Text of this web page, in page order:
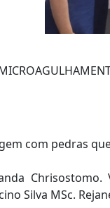
com pedras
Silva MSc.